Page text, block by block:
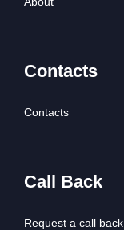
Contacts
Contacts
Call Back
Request a call back